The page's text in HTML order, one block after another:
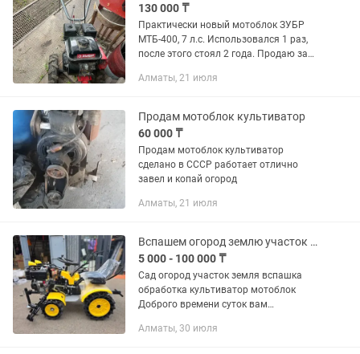
130 000 ₸
Практически новый мотоблок ЗУБР
МТБ-400, 7 л.с. Использовался 1 раз,
после этого стоял 2 года. Продаю за
колёса
Алматы, 21 июля
Продам мотоблок культиватор
60 000 ₸
Продам мотоблок культиватор
сделано в СССР работает отлично
завел и копай огород
Алматы, 21 июля
Вспашем огород землю участок бенз мотоблок Алматы область 24/7 без выходных
5 000 - 100 000 ₸
Сад огород участок земля вспашка
обработка культиватор мотоблок
Доброго времени суток вам
пашем ваш участок огород за
Алматы, 30 июля